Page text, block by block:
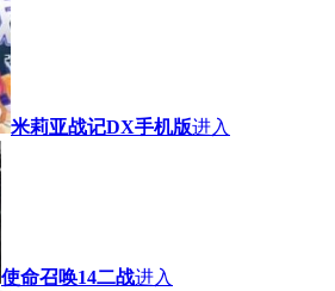
米莉亚战记DX手机版进入
使命召唤14二战进入